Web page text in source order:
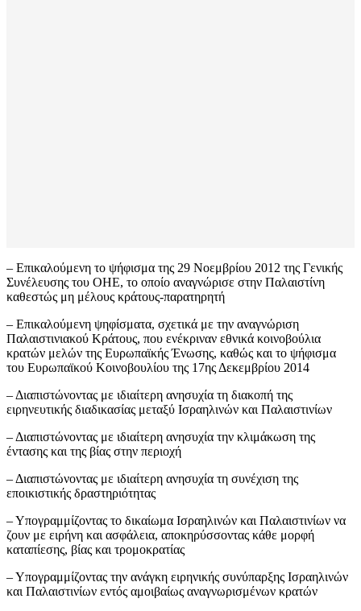
– Επικαλούμενη το ψήφισμα της 29 Νοεμβρίου 2012 της Γενικής
Συνέλευσης του ΟΗΕ, το οποίο αναγνώρισε στην Παλαιστίνη
καθεστώς μη μέλους κράτους-παρατηρητή
– Επικαλούμενη ψηφίσματα, σχετικά με την αναγνώριση
Παλαιστινιακού Κράτους, που ενέκριναν εθνικά κοινοβούλια
κρατών μελών της Ευρωπαϊκής Ένωσης, καθώς και το ψήφισμα
του Ευρωπαϊκού Κοινοβουλίου της 17ης Δεκεμβρίου 2014
– Διαπιστώνοντας με ιδιαίτερη ανησυχία τη διακοπή της
ειρηνευτικής διαδικασίας μεταξύ Ισραηλινών και Παλαιστινίων
– Διαπιστώνοντας με ιδιαίτερη ανησυχία την κλιμάκωση της
έντασης και της βίας στην περιοχή
– Διαπιστώνοντας με ιδιαίτερη ανησυχία τη συνέχιση της
εποικιστικής δραστηριότητας
– Υπογραμμίζοντας το δικαίωμα Ισραηλινών και Παλαιστινίων να
ζουν με ειρήνη και ασφάλεια, αποκηρύσσοντας κάθε μορφή
καταπίεσης, βίας και τρομοκρατίας
– Υπογραμμίζοντας την ανάγκη ειρηνικής συνύπαρξης Ισραηλινών
και Παλαιστινίων εντός αμοιβαίως αναγνωρισμένων κρατών